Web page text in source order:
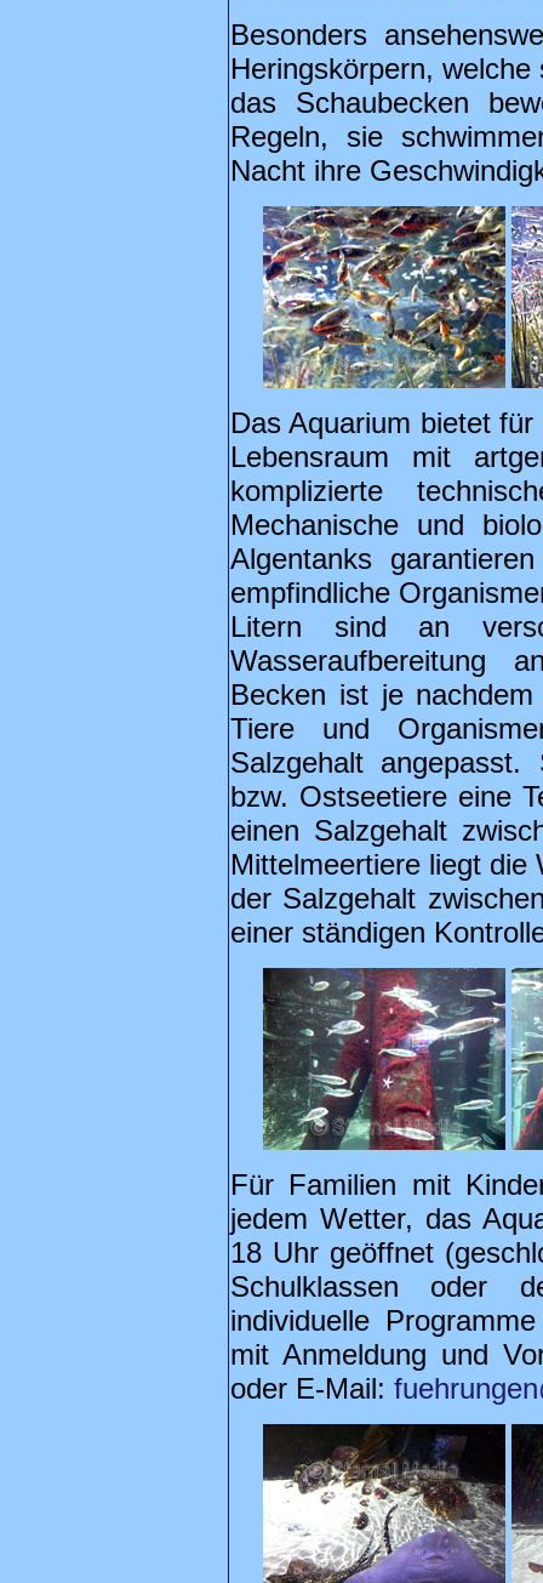
Besonders
Heringskörpern,
das Schaubecken
Regeln, sie
Nacht ihre
Das Aquarium bietet
Lebensraum mit
komplizierte
Mechanische und
Algentanks
empfindliche
Litern sind an
Wasseraufbereitung
Becken ist je
Tiere und
Salzgehalt
bzw. Ostseetiere eine
einen Salzgehalt
Mittelmeertiere liegt die
der Salzgehalt
einer ständigen
Für Familien mit
jedem Wetter, das
18 Uhr geöffnet
Schulklassen oder
individuelle
mit Anmeldung und
oder E-Mail: